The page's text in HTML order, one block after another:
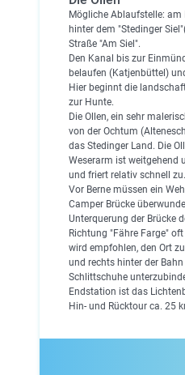
Mögliche Ablaufstelle: am
hinter dem "Stedinger
Straße "Am Siel".
Den Kanal bis zur
belaufen (Katjenbüttel)
Hier beginnt die
zur Hunte.
Die Ollen, ein sehr
von der Ochtum
das Stedinger Land. Die
Weserarm ist weitgehend
und friert relativ schnell zu.
Vor Berne müssen ein
Camper Brücke
Unterquerung der Brücke
Richtung "Fähre Farge"
wird empfohlen, den Ort
und rechts hinter der
Schlittschuhe
Endstation ist das
Hin- und Rücktour ca. 25